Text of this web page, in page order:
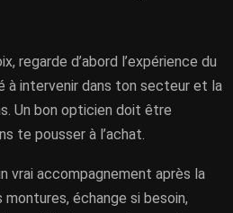
regarde d’abord l’expérience du
à intervenir dans ton secteur et la
Un bon opticien doit être
te pousser à l’achat.
vrai accompagnement après la
échange si besoin,